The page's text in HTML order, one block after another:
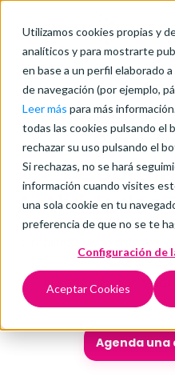
Utilizamos cookies propias y
analíticos y para mostrarte
en base a un perfil elaborado
de navegación (por ejemplo,
Leer más para más
todas las cookies pulsando el
rechazar su uso pulsando el
Si rechazas, no se hará
información cuando visites
una sola cookie en tu
preferencia de que no se te
Configuración de
Aceptar Cookies
Actividades
Simplifica tu gestión de
CAEsin
Automatización y
Agenda